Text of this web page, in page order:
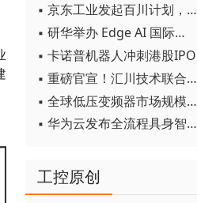
▪ 京东工业发起百川计划， 构建工业大模型新生态
▪ 研华举办 Edge AI 国际论坛
▪ 卡诺普机器人冲刺港股IPO
▪ 重磅官宣！汇川技术联合发起 D12 联盟，开创产教融合新范式
▪ 全球低压变频器市场规模2030年将超170亿美元
▪ 华为云发布全流程具身智能开发平台CloudRobo
工控原创